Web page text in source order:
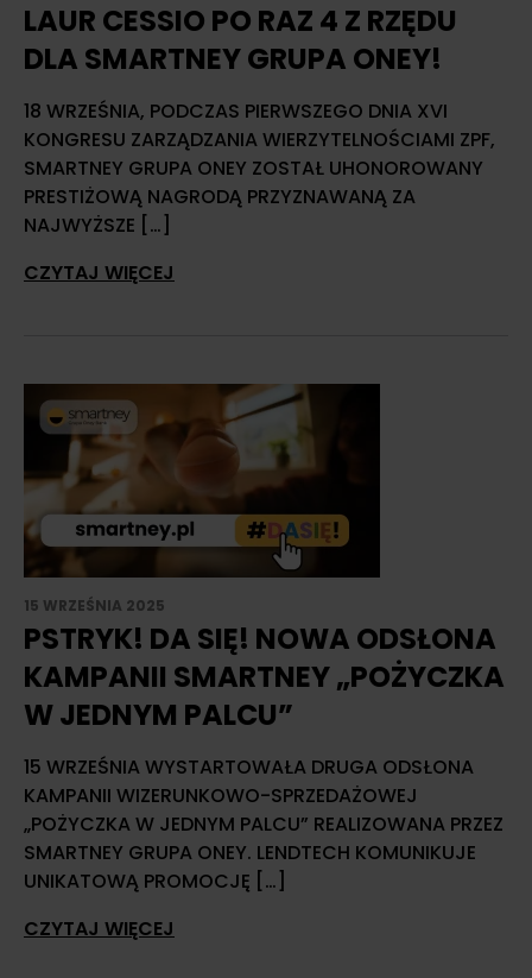
LAUR CESSIO PO RAZ 4 Z RZĘDU
DLA SMARTNEY GRUPA ONEY!
18 WRZEŚNIA, PODCZAS PIERWSZEGO DNIA XVI
KONGRESU ZARZĄDZANIA WIERZYTELNOŚCIAMI ZPF,
SMARTNEY GRUPA ONEY ZOSTAŁ UHONOROWANY
PRESTIŻOWĄ NAGRODĄ PRZYZNAWANĄ ZA
NAJWYŻSZE […]
CZYTAJ WIĘCEJ
15 WRZEŚNIA 2025
PSTRYK! DA SIĘ! NOWA ODSŁONA
KAMPANII SMARTNEY „POŻYCZKA
W JEDNYM PALCU”
15 WRZEŚNIA WYSTARTOWAŁA DRUGA ODSŁONA
KAMPANII WIZERUNKOWO-SPRZEDAŻOWEJ
„POŻYCZKA W JEDNYM PALCU” REALIZOWANA PRZEZ
SMARTNEY GRUPA ONEY. LENDTECH KOMUNIKUJE
UNIKATOWĄ PROMOCJĘ […]
CZYTAJ WIĘCEJ